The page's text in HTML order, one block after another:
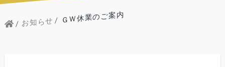
お知らせ ＧＷ休業のご案内